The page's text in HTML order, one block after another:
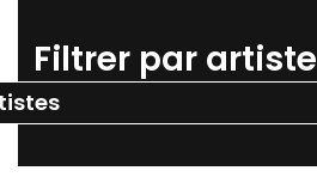
Filtrer par artiste